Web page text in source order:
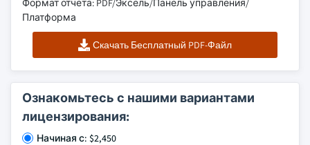
Формат отчета: PDF/Эксель/Панель управления/
Платформа
Скачать Бесплатный PDF-Файл
Ознакомьтесь с нашими вариантами
лицензирования:
Начиная с: $2,450